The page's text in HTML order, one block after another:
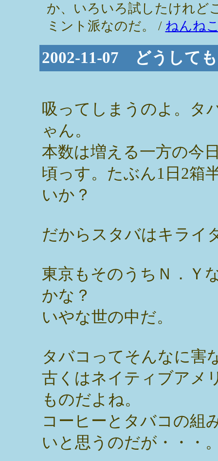
か、いろいろ試したけれど
ミント派なのだ。 / ねんね
2002-11-07 どうして
吸ってしまうのよ。タ
ゃん。
本数は増える一方の今
頃っす。たぶん1日2箱
いか？
だからスタバはキライ
東京もそのうちＮ．Ｙ
かな？
いやな世の中だ。
タバコってそんなに害
古くはネイティブアメ
ものだよね。
コーヒーとタバコの組
いと思うのだが・・・